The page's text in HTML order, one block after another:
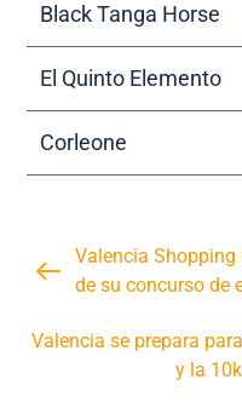
Black Tanga Horse
El Quinto Elemento
Corleone
Valencia Shopping
de su concurso de
Valencia se prepara
y la